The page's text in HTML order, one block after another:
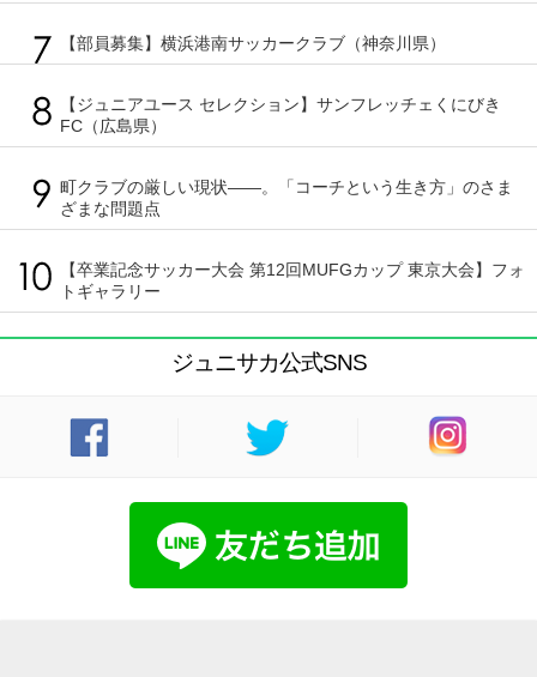
【部員募集】横浜港南サッカークラブ（神奈川県）
【ジュニアユース セレクション】サンフレッチェくにびき
FC（広島県）
町クラブの厳しい現状――。「コーチという生き方」のさま
ざまな問題点
【卒業記念サッカー大会 第12回MUFGカップ 東京大会】フォ
トギャラリー
ジュニサカ公式SNS